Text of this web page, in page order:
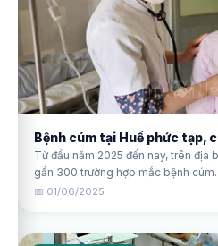
Bệnh cúm tại Huế phức tạp,
Từ đầu năm 2025 đến nay, trên địa
gần 300 trường hợp mắc bệnh
ương Huế đang tiếp nhận điều trị
📅 01/06/2025